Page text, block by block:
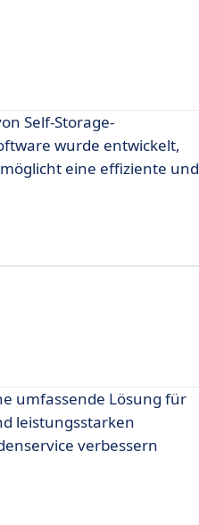
Self-Storage-
wurde entwickelt,
eine effiziente und
umfassende Lösung für
leistungsstarken
verbessern